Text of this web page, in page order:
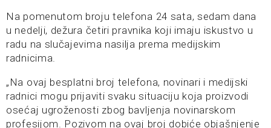
Na pomenutom broju telefona 24 sata, sedam dana
u nedelji, dežura četiri pravnika koji imaju iskustvo u
radu na slučajevima nasilja prema medijskim
radnicima.
„Na ovaj besplatni broj telefona, novinari i medijski
radnici mogu prijaviti svaku situaciju koja proizvodi
osećaj ugroženosti zbog bavljenja novinarskom
profesijom. Pozivom na ovaj broj dobiće objašnjenje